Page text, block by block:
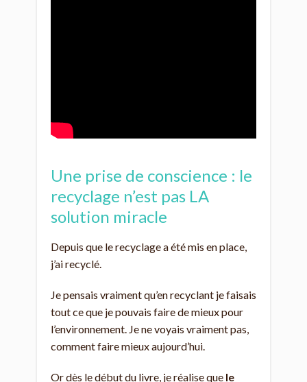
Une prise de conscience : le
recyclage n’est pas LA
solution miracle
Depuis que le recyclage a été mis en place,
j’ai recyclé.
Je pensais vraiment qu’en recyclant je faisais
tout ce que je pouvais faire de mieux pour
l’environnement. Je ne voyais vraiment pas,
comment faire mieux aujourd’hui.
Or dès le début du livre, je réalise que le